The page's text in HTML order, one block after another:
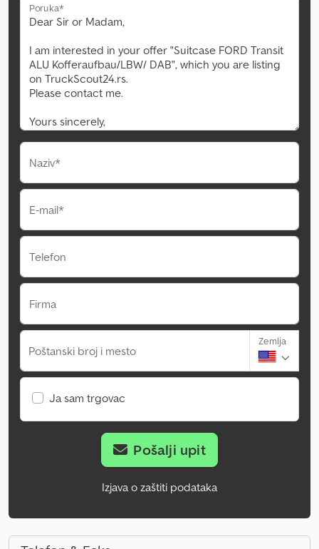
Poruka*
Naziv*
E-mail*
Telefon
Firma
Poštanski broj i mesto
Zemlja
Ja sam trgovac
Pošalji upit
Izjava o zaštiti podataka